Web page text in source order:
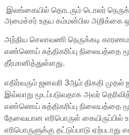
இலங்கையில் தொடரும் டொலர்
அமைச்சர் உதய கம்மன்பில அறிக்கை
அந்நிய செலாவணி நெருக்கடி
எண்ணெய் சுத்திகரிப்பு நிலையத்தை
தீர்மானித்துள்ளது.
எதிர்வரும் ஜனவரி 3ஆம் திகதி
இவ்வாறு மூடப்படுவதாக அவர்
எண்ணெய் சுத்திகரிப்பு நிலையத்தை
தேவையான எரிபொருள்
எரிபொருளுக்கு தட்டுப்பாடு